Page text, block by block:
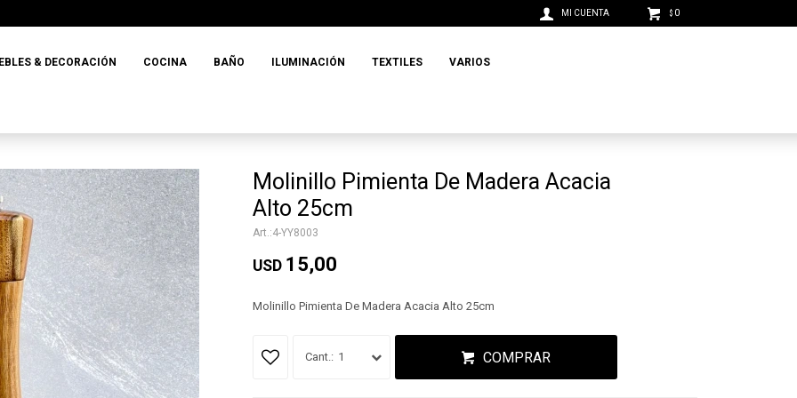
& DECORACIÓN COCINA BAÑO ILUMINACIÓN TEXTILES VARIOS
$ 0
Molinillo Pimienta De Madera Acacia
Alto 25cm
4-YY8003
USD 15,00
Molinillo Pimienta De Madera Acacia Alto 25cm
1 COMPRAR